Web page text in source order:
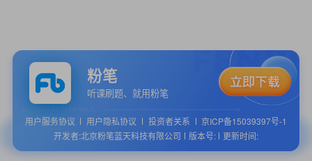
粉笔
听课刷题、就用粉笔
用户服务协议 用户隐私协议 投资者关系
京ICP备15039397号-1
开发者:北京粉笔蓝天科技有限公司
版本号: 更新时间: